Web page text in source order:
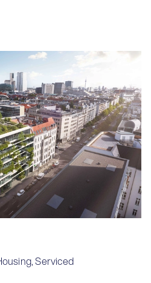
Serviced